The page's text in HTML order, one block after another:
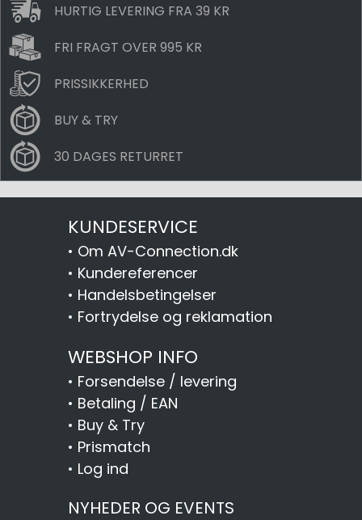
HURTIG LEVERING FRA 39 KR
FRI FRAGT OVER 995 KR
PRISSIKKERHED
BUY & TRY
30 DAGES RETURRET
KUNDESERVICE
• Om AV-Connection.dk
• Kundereferencer
• Handelsbetingelser
• Fortrydelse og reklamation
WEBSHOP INFO
• Forsendelse / levering
• Betaling / EAN
• Buy & Try
• Prismatch
• Log ind
NYHEDER OG EVENTS